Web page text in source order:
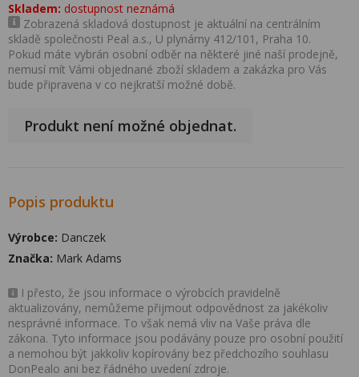
Skladem: dostupnost neznámá
Zobrazená skladová dostupnost je aktuální na centrálním
skladě společnosti Peal a.s., U plynárny 412/101, Praha 10.
Pokud máte vybrán osobní odběr na některé jiné naší prodejně,
nemusí mít Vámi objednané zboží skladem a zakázka pro Vás
bude připravena v co nejkratší možné době.
Produkt není možné objednat.
Popis produktu
Výrobce: Danczek
Značka: Mark Adams
I přesto, že jsou informace o výrobcích pravidelně
aktualizovány, nemůžeme přijmout odpovědnost za jakékoliv
nesprávné informace. To však nemá vliv na Vaše práva dle
zákona. Tyto informace jsou podávány pouze pro osobní použití
a nemohou být jakkoliv kopírovány bez předchozího souhlasu
DonPealo ani bez řádného uvedení zdroje.